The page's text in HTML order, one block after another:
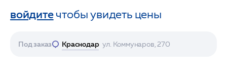
войдитечтобы увидеть цены
Под заказ Краснодар ул. Коммунаров, 270